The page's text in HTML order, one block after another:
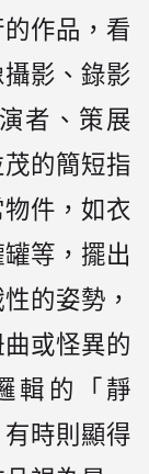
作品，看
影、錄影
者、策展
的簡短指
件，如衣
等，擺出
的姿勢，
或怪異的
輯的「靜
時則顯得